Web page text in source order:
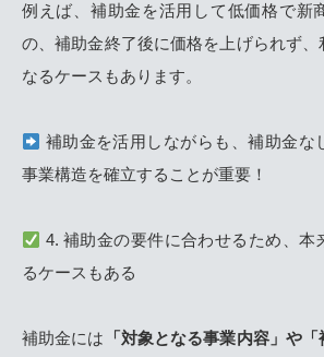
例えば、補助金を活用して低価格で新
の、補助金終了後に価格を上げられず、
なるケースもあります。
補助金を活用しながらも、補助金な
事業構造を確立することが重要！
4. 補助金の要件に合わせるため、本
るケースもある
補助金には 「対象となる事業内容」や